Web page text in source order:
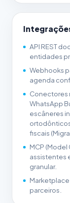
API REST
entidades
Webhooks
agenda
Conectores
WhatsApp
escâneres
fiscais
MCP
assistentes
granular.
parceiros.